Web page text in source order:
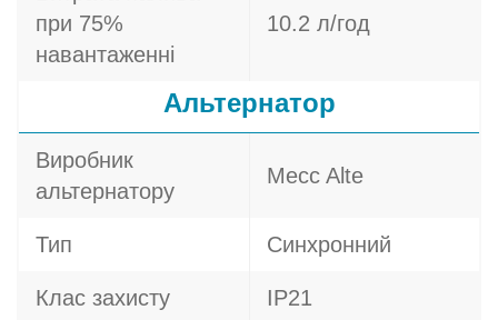
при 75%
навантаженні
10.2 л/год
Альтернатор
Виробник
альтернатору
Mecc Alte
Тип Синхронний
Клас захисту IP21